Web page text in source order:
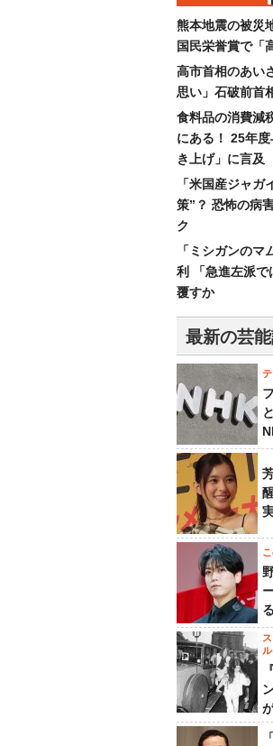
熊本地震の被災
国民栄誉賞で「
高市首相のあい
思い」石破前首
食料品の消費減
にある！ 25年度
き上げ」に言及
「米国産ジャ
策”？ 恐怖の病
ク
「ミシガンの
利 「急進左派で
覆すか
最新の芸